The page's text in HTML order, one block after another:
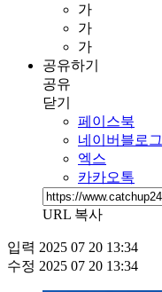
가
가
가
공유하기
공유
닫기
페이스북
네이버블로그
엑스
카카오톡
URL 복사
입력 2025 07 20 13:34
수정 2025 07 20 13:34